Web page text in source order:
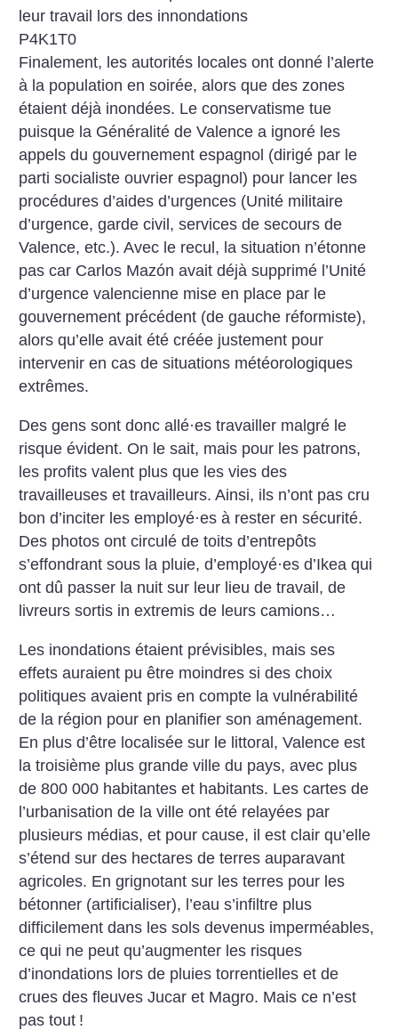
leur travail lors des innondations
P4K1T0
Finalement, les autorités locales ont donné l’alerte
à la population en soirée, alors que des zones
étaient déjà inondées. Le conservatisme tue
puisque la Généralité de Valence a ignoré les
appels du gouvernement espagnol (dirigé par le
parti socialiste ouvrier espagnol) pour lancer les
procédures d’aides d’urgences (Unité militaire
d’urgence, garde civil, services de secours de
Valence, etc.). Avec le recul, la situation n’étonne
pas car Carlos Mazón avait déjà supprimé l’Unité
d’urgence valencienne mise en place par le
gouvernement précédent (de gauche réformiste),
alors qu’elle avait été créée justement pour
intervenir en cas de situations météorologiques
extrêmes.
Des gens sont donc allé·es travailler malgré le
risque évident. On le sait, mais pour les patrons,
les profits valent plus que les vies des
travailleuses et travailleurs. Ainsi, ils n’ont pas cru
bon d’inciter les employé·es à rester en sécurité.
Des photos ont circulé de toits d’entrepôts
s’effondrant sous la pluie, d’employé·es d’Ikea qui
ont dû passer la nuit sur leur lieu de travail, de
livreurs sortis in extremis de leurs camions…
Les inondations étaient prévisibles, mais ses
effets auraient pu être moindres si des choix
politiques avaient pris en compte la vulnérabilité
de la région pour en planifier son aménagement.
En plus d’être localisée sur le littoral, Valence est
la troisième plus grande ville du pays, avec plus
de 800 000 habitantes et habitants. Les cartes de
l’urbanisation de la ville ont été relayées par
plusieurs médias, et pour cause, il est clair qu’elle
s’étend sur des hectares de terres auparavant
agricoles. En grignotant sur les terres pour les
bétonner (artificialiser), l’eau s’infiltre plus
difficilement dans les sols devenus imperméables,
ce qui ne peut qu’augmenter les risques
d’inondations lors de pluies torrentielles et de
crues des fleuves Jucar et Magro. Mais ce n’est
pas tout !